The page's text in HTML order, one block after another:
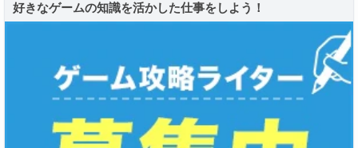
好きなゲームの知識を活かした仕事をしよう！